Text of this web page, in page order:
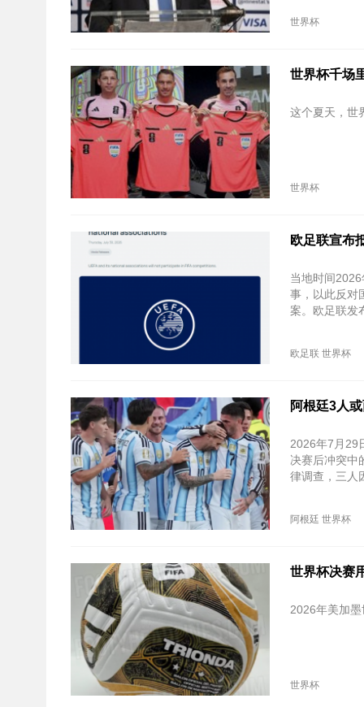
世界杯
世界杯千场
这个夏天，世
世界杯
欧足联宣布
当地时间‌
事，以此反对
案。欧足联发
欧足联 世界杯
阿根廷3人
2026年7月29
决赛后冲突
律调查，三人
阿根廷 世界杯
世界杯决赛
2026年美加
世界杯